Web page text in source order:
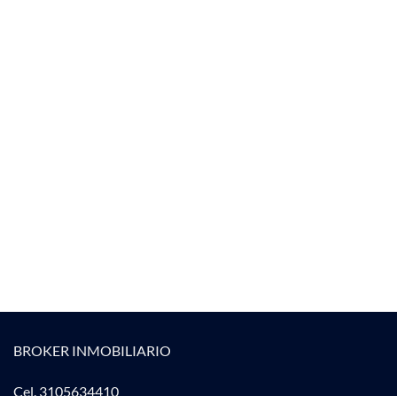
BROKER INMOBILIARIO
Cel. 3105634410